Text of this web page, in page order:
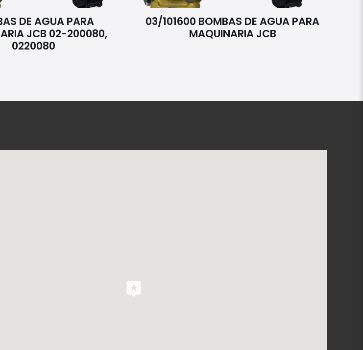
DE AGUA PARA
JCB 02-200080,
0220080
03/101600 BOMBAS DE AGUA PARA
MAQUINARIA JCB